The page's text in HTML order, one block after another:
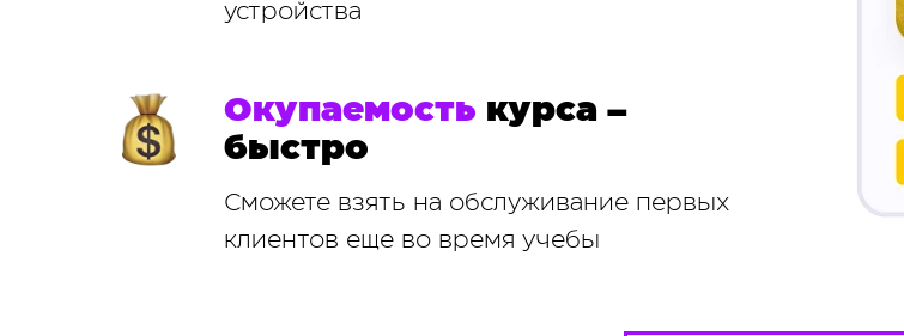
устройства
Окупаемость курса –
быстро
Сможете взять на обслуживание первых
клиентов еще во время учебы